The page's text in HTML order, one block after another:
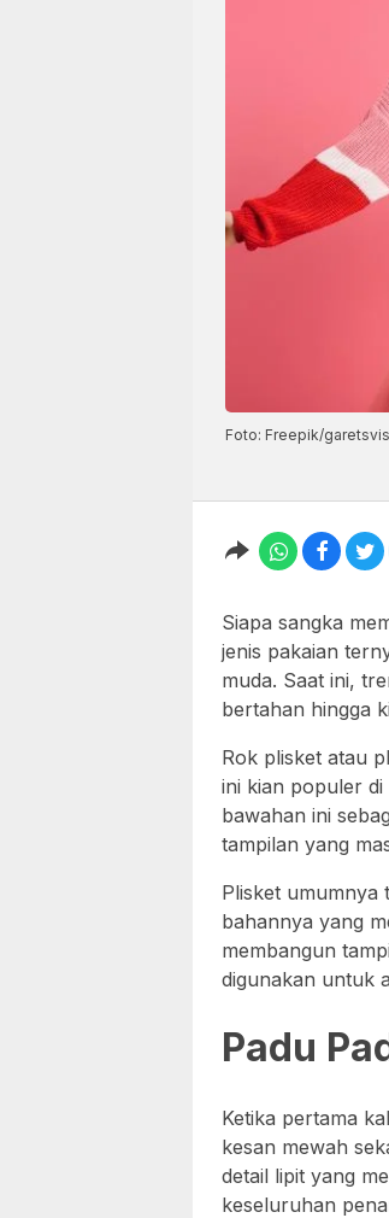
Foto: Freepik/
Siapa sangka
jenis pakaian
muda. Saat ini,
bertahan hingga
Rok plisket atau
ini kian populer di
bawahan ini
tampilan yang
Plisket umumnya
bahannya yang
membangun
digunakan untuk
Padu
Ketika pertama
kesan mewah
detail lipit yang
keseluruhan